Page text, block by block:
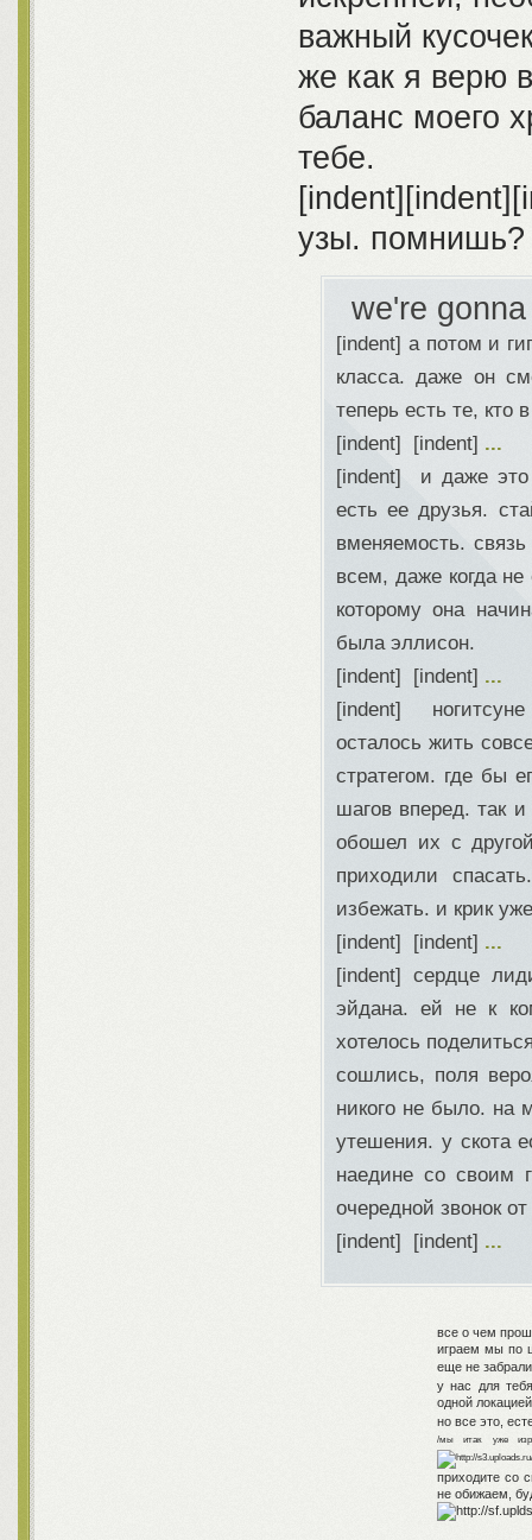
важный
же как я верю
баланс моего
тебе.
узы. помнишь?
we're
[indent] а потом и
класса. даже он
теперь есть те, кто
[indent] [indent] ...
[indent] и даже это
есть ее друзья.
вменяемость.
всем, даже когда
которому она
была эллисон.
[indent] [indent] ...
[indent]
осталось жить
стратегом. где бы
шагов вперед. так
обошел их с
приходили
избежать. и крик
[indent] [indent] ...
[indent] сердце
эйдана. ей не к
хотелось
сошлись, поля
никого не было. на
утешения. у скота
наедине со своим
очередной звонок
[indent] [indent] ...
все о чем
играем мы по
еще не
у нас для
одной
но все это,
/мы итак уже
приходите со
не обижаем,